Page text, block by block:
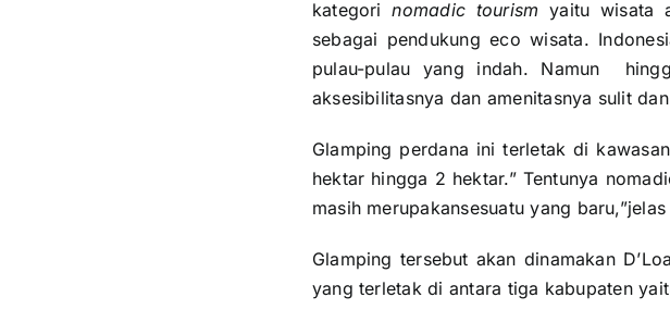
kategorinomadic tourism yaitu wisata
sebagai pendukung eco wisata.
pulau-pulau yang indah. Namun
aksesibilitasnya dan amenitasnya sulit
Glamping perdana ini terletak di
hektar hingga 2 hektar.” Tentunya
masih merupakansesuatu yang
Glamping tersebut akan dinamakan
yang terletak di antara tiga kabupaten